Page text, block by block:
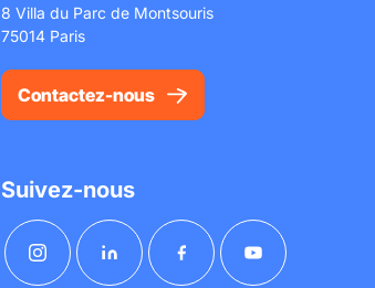
8 Villa du Parc de Montsouris
75014 Paris
Contactez-nous
Suivez-nous